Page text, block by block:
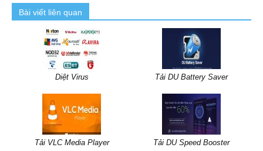
Bài viết liên quan
Diệt Virus Tải DU Battery Saver
Tải VLC Media Player Tải DU Speed Booster